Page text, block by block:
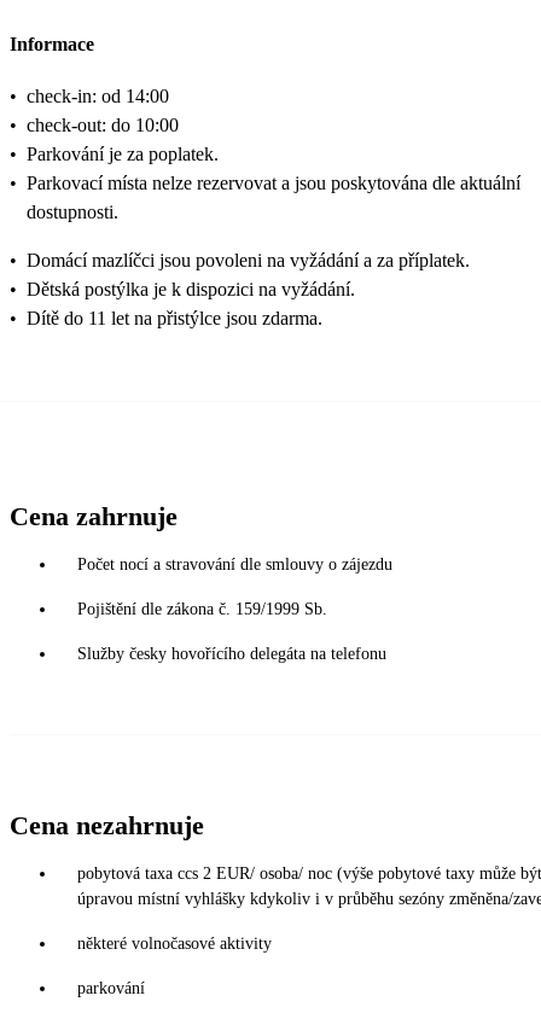
Informace
• check-in: od 14:00
• check-out: do 10:00
• Parkování je za poplatek.
• Parkovací místa nelze rezervovat a jsou poskytována dle aktuální
dostupnosti.
• Domácí mazlíčci jsou povoleni na vyžádání a za příplatek.
• Dětská postýlka je k dispozici na vyžádání.
• Dítě do 11 let na přistýlce jsou zdarma.
Cena zahrnuje
Počet nocí a stravování dle smlouvy o zájezdu
Pojištění dle zákona č. 159/1999 Sb.
Služby česky hovořícího delegáta na telefonu
Cena nezahrnuje
pobytová taxa ccs 2 EUR/ osoba/ noc (výše pobytové taxy může být
úpravou místní vyhlášky kdykoliv i v průběhu sezóny změněna/
některé volnočasové aktivity
parkování